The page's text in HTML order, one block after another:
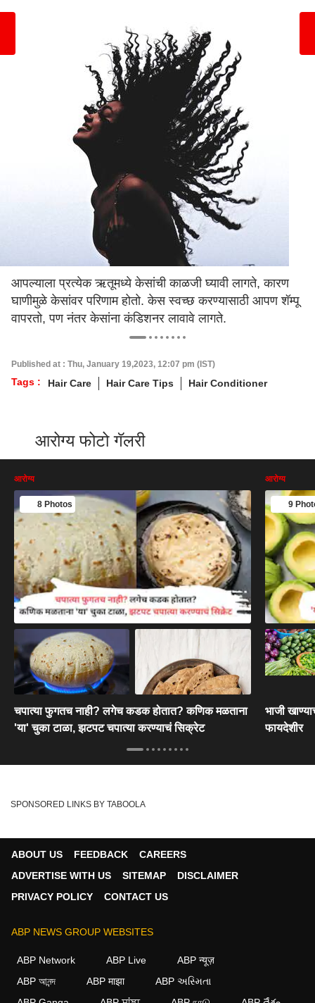
आपल्याला प्रत्येक ऋतूमध्ये केसांची काळजी घ्यावी लागते, कारण
घाणीमुळे केसांवर परिणाम होतो. केस स्वच्छ करण्यासाठी आपण शॅम्पू
वापरतो, पण नंतर केसांना कंडिशनर लावावे लागते.
Published at : Thu, January 19,2023, 12:07 pm (IST)
Tags : Hair Care Hair Care Tips Hair Conditioner
आरोग्य फोटो गॅलरी
आरोग्य
8 Photos
चपात्या फुगतच नाही? लगेच कडक होतात? कणिक मळताना
'या' चुका टाळा, झटपट चपात्या करण्याचं सिक्रेट
आरोग्य
9
भाजी
फायदेशीर
SPONSORED LINKS BY TABOOLA
ABOUT US FEEDBACK
CAREERS
ADVERTISE WITH US
SITEMAP
DISCLAIMER
PRIVACY POLICY
CONTACT US
ABP NEWS GROUP WEBSITES
ABP Network ABP Live
ABP न्यूज़
ABP আনন্দ
ABP माझा
ABP અસ્મિતા